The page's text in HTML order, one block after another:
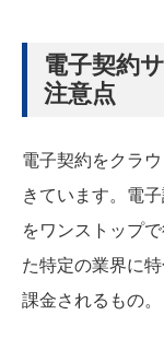
電子契約
注意点
電子契約をクラ
きています。電
をワンストップ
た特定の業界に
課金されるもの